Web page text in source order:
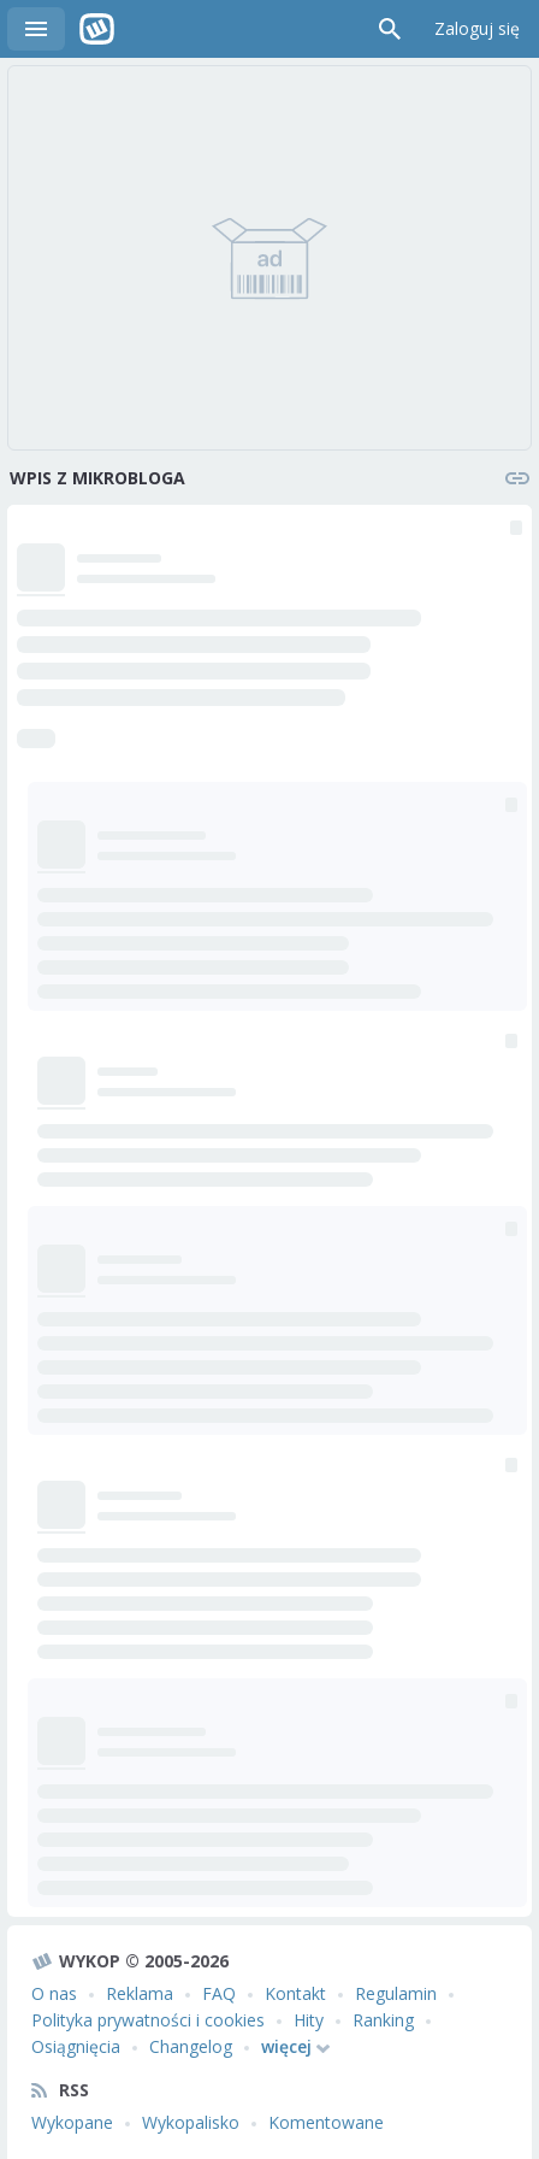
Zaloguj się
WPIS Z MIKROBLOGA
WYKOP © 2005-2026
O nas
Reklama FAQ Kontakt
Regulamin
Polityka prywatności i cookies
Hity
Ranking
Osiągnięcia
Changelog
więcej
RSS
Wykopane
Wykopalisko
Komentowane